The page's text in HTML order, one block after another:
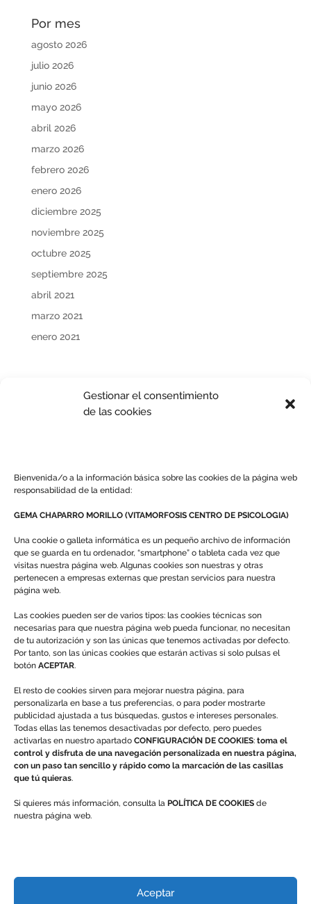
Gestionar el consentimiento
de las cookies
Bienvenida/o a la información básica sobre las cookies de la página web
responsabilidad de la entidad:
GEMA CHAPARRO MORILLO (VITAMORFOSIS CENTRO DE PSICOLOGIA)
Una cookie o galleta informática es un pequeño archivo de información
que se guarda en tu ordenador, “smartphone” o tableta cada vez que
visitas nuestra página web. Algunas cookies son nuestras y otras
pertenecen a empresas externas que prestan servicios para nuestra
página web.
Las cookies pueden ser de varios tipos: las cookies técnicas son
necesarias para que nuestra página web pueda funcionar, no necesitan
de tu autorización y son las únicas que tenemos activadas por defecto.
Por tanto, son las únicas cookies que estarán activas si solo pulsas el
botón ACEPTAR.
El resto de cookies sirven para mejorar nuestra página, para
personalizarla en base a tus preferencias, o para poder mostrarte
publicidad ajustada a tus búsquedas, gustos e intereses personales.
Todas ellas las tenemos desactivadas por defecto, pero puedes
activarlas en nuestro apartado CONFIGURACIÓN DE COOKIES: toma el
control y disfruta de una navegación personalizada en nuestra página,
con un paso tan sencillo y rápido como la marcación de las casillas
que tú quieras.
Si quieres más información, consulta la POLÍTICA DE COOKIES de
nuestra página web.
Aceptar
Por mes
agosto 2026
julio 2026
junio 2026
mayo 2026
abril 2026
marzo 2026
febrero 2026
enero 2026
diciembre 2025
noviembre 2025
octubre 2025
septiembre 2025
abril 2021
marzo 2021
enero 2021
Redes Sociales
Legal
Información Política de Cookies
Sus Datos Seguros
Política de Protección de Datos
Número de Registro Sanitario
4508077 / 4515815